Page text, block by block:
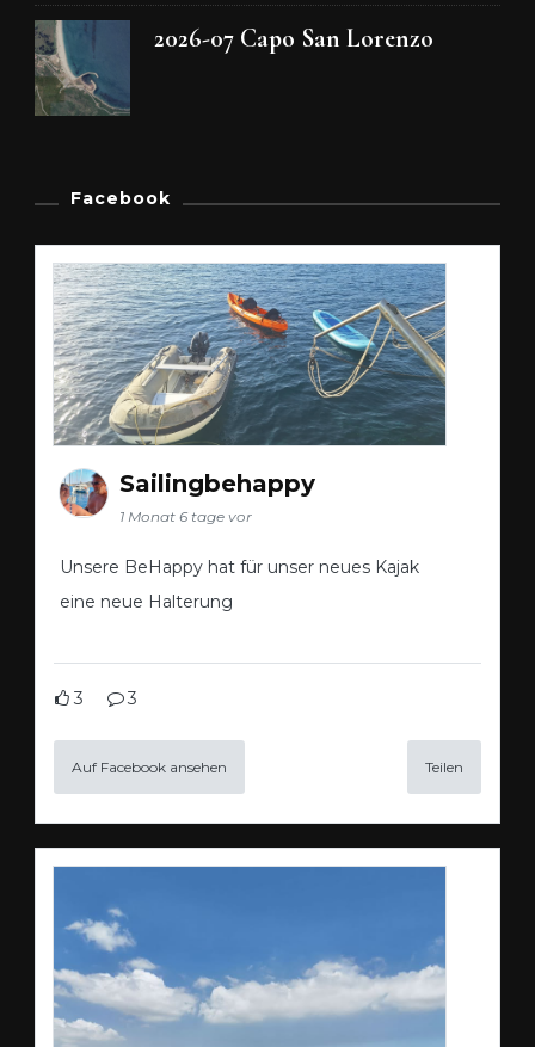
2026-07 Capo San Lorenzo
Facebook
Sailingbehappy
1 Monat 6 tage vor
Unsere BeHappy hat für unser neues Kajak
eine neue Halterung
3 3
Auf Facebook ansehen Teilen